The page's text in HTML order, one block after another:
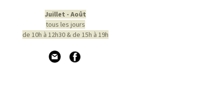
Juillet - Août
tous les jours
de 10h à 12h30 & de 15h à 19h